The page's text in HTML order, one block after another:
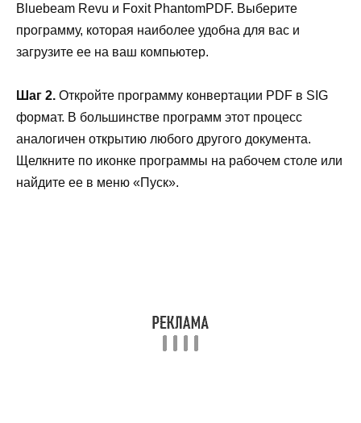
Bluebeam Revu и Foxit PhantomPDF. Выберите
программу, которая наиболее удобна для вас и
загрузите ее на ваш компьютер.
Шаг 2. Откройте программу конвертации PDF в SIG
формат. В большинстве программ этот процесс
аналогичен открытию любого другого документа.
Щелкните по иконке программы на рабочем столе или
найдите ее в меню «Пуск».